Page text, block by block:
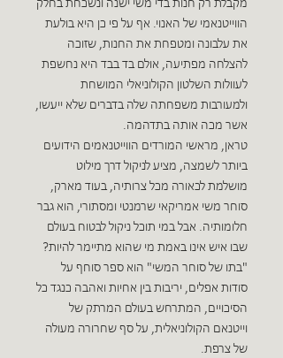
מקבלת רק חנות בדי משי ישנה ונשכחת בחלק
הווייטנאמי של האנוי. אף על פי כן היא בולעת
את עלבונה ומטפחת את החנות, שזוכה
להצלחה מפתיעה, אולם בד בבד היא נחשפת
לעוולות השלטון הקולוניאלי המושחת
ולמעורבות משפחתה שלה בדברים שלא ייעשו,
אשר מכה אותה בתדהמה.
טראן, מראשי המורדים הווייטנאמים הידועים
ביותר לשמצה, מציע לניקול דרך מילוט
מושלמת לכאורה מכל צרותיה, בעוד מארק,
סוחר משי אמריקאי שרמנטי ומסתורי, הוא גבר
חלומותיה. אבל במי תוכל ניקול לבטוח בעולם
שבו איש אינו באמת מי שהוא מתיימר להיות?
"בתו של סוחר המשי" הוא ספר סוחף על
סודות אפלים, יריבות בין אחיות ואהבה כנגד כל
הסיכויים, המתרחש בעולם המרתק של
וייטנאם הקולוניאלית, על סף שחרורה מעולה
של צרפת.